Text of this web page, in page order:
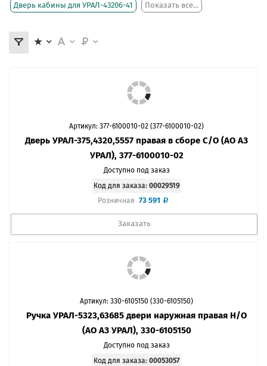
Дверь кабины для УРАЛ-43206-41
Показать все...
Артикул: 377-6100010-02 (377-6100010-02)
Дверь УРАЛ-375,4320,5557 правая в сборе С/О (АО АЗ
УРАЛ), 377-6100010-02
Доступно под заказ
Код для заказа: 00029519
Розничная 73 591
Заказать
Артикул: 330-6105150 (330-6105150)
Ручка УРАЛ-5323,63685 двери наружная правая Н/О
(АО АЗ УРАЛ), 330-6105150
Доступно под заказ
Код для заказа: 00053057